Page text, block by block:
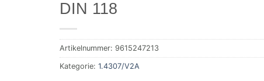
DIN 118
Artikelnummer: 9615247213
Kategorie: 1.4307/V2A